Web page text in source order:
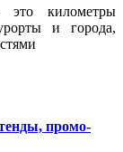
это километры
и города,
промо-